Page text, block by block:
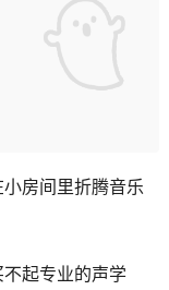
房间里折腾音乐
起专业的声学